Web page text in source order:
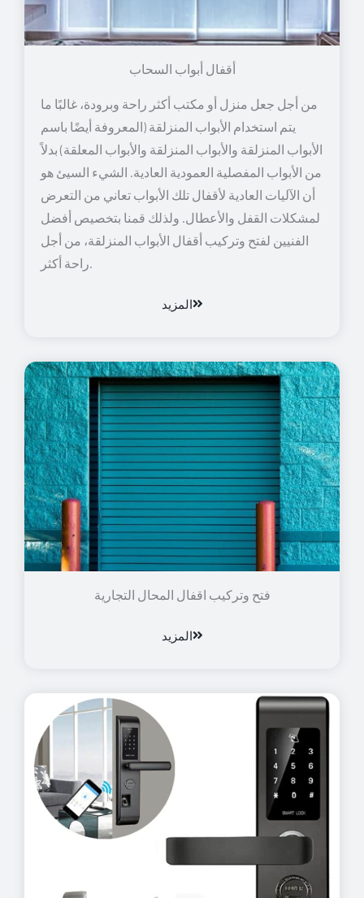
أقفال أبواب السحاب
من أجل جعل منزل أو مكتب أكثر راحة وبرودة، غالبًا ما
يتم استخدام الأبواب المنزلقة (المعروفة أيضًا باسم
الأبواب المنزلقة والأبواب المنزلقة والأبواب المعلقة) بدلاً
من الأبواب المفصلية العمودية العادية. الشيء السيئ هو
أن الآليات العادية لأقفال تلك الأبواب تعاني من التعرض
لمشكلات القفل والأعطال. ولذلك قمنا بتخصيص أفضل
الفنيين لفتح وتركيب أقفال الأبواب المنزلقة، من أجل
راحة أكثر.
المزيد
فتح وتركيب اقفال المحال التجارية
المزيد